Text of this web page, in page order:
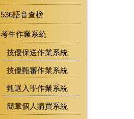
536語音查榜
考生作業系統
技優保送作業系統
技優甄審作業系統
甄選入學作業系統
簡章個人購買系統